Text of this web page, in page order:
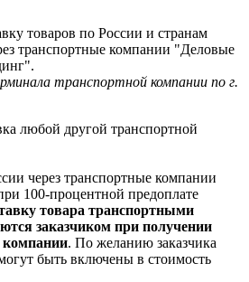
товаров по России и странам
транспортные компании "Деловые
транспортной компании по г.
любой другой транспортной
через транспортные компании
100-процентной предоплате
товара транспортными
заказчиком при получении
компании. По желанию заказчика
быть включены в стоимость